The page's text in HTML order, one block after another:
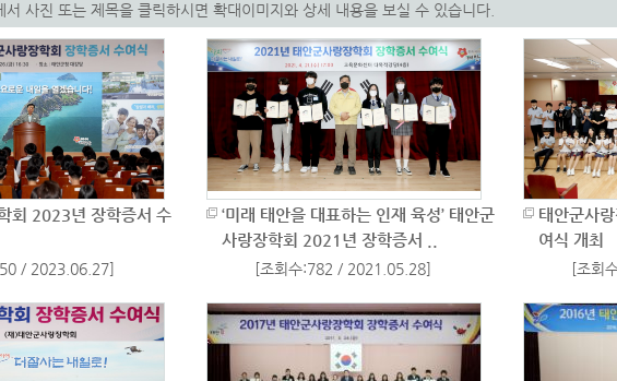
서 사진 또는 제목을 클릭하시면 확대이미지와 상세 내용을 보실 수 있습니다.
회 2023년 장학증서 수
/ 2023.06.27]
‘미래 태안을 대표하는 인재 육성’ 태안군
사랑장학회 2021년 장학증서 ..
[조회수:782 / 2021.05.28]
태안군사
여식 개최
[조회